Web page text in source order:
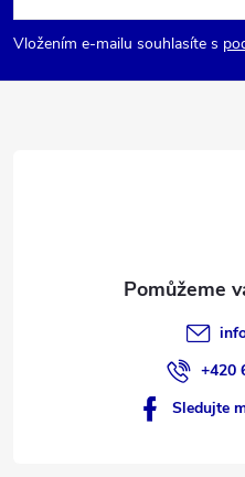
p
a
Vložením e-mailu souhlasíte s
+420
Sledujte